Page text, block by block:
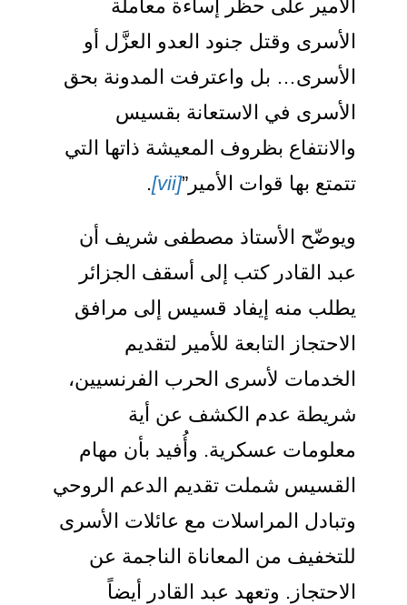
على حظر إساءة معاملة
وقتل جنود العدو العزَّل أو
بل واعترفت المدونة بحق
في الاستعانة بقسيس
بظروف المعيشة ذاتها التي
بها قوات الأمير”
.
الأستاذ مصطفى شريف أن
القادر كتب إلى أسقف الجزائر
منه إيفاد قسيس إلى مرافق
التابعة للأمير لتقديم
لأسرى الحرب الفرنسيين،
عدم الكشف عن أية
عسكرية. وأُفيد بأن مهام
شملت تقديم الدعم الروحي
المراسلات مع عائلات الأسرى
من المعاناة الناجمة عن
وتعهد عبد القادر أيضاً